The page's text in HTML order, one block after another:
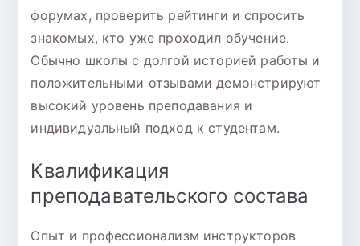
форумах, проверить рейтинги и спросить
знакомых, кто уже проходил обучение.
Обычно школы с долгой историей работы и
положительными отзывами демонстрируют
высокий уровень преподавания и
индивидуальный подход к студентам.
Квалификация
преподавательского состава
Опыт и профессионализм инструкторов